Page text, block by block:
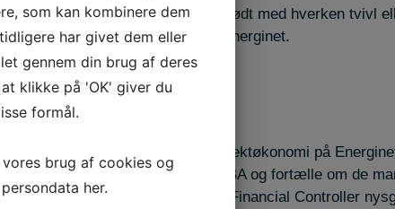
eller eksterne aldrig er blevet mødt med hverken tvivl
på flere kæmpe projekter i Energinet.
hænger på en æresplads i Projektøkonomi på
med Diana været tilbage på IBA og fortælle om de
studerende på uddannelsen Financial Controller
som kan kombinere dem
har givet dem eller
gennem din brug af deres
klikke på 'OK' giver du
formål.
brug af cookies og
her.